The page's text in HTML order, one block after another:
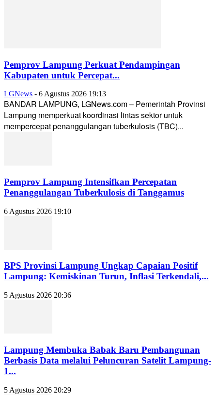
Pemprov Lampung Perkuat Pendampingan
Kabupaten untuk Percepat...
LGNews - 6 Agustus 2026 19:13
BANDAR LAMPUNG, LGNews.com – Pemerintah Provinsi
Lampung memperkuat koordinasi lintas sektor untuk
mempercepat penanggulangan tuberkulosis (TBC)...
Pemprov Lampung Intensifkan Percepatan
Penanggulangan Tuberkulosis di Tanggamus
6 Agustus 2026 19:10
BPS Provinsi Lampung Ungkap Capaian Positif
Lampung: Kemiskinan Turun, Inflasi Terkendali,...
5 Agustus 2026 20:36
Lampung Membuka Babak Baru Pembangunan
Berbasis Data melalui Peluncuran Satelit Lampung-
1...
5 Agustus 2026 20:29